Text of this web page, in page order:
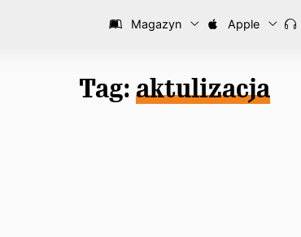
Magazyn Apple
Tag: aktulizacja